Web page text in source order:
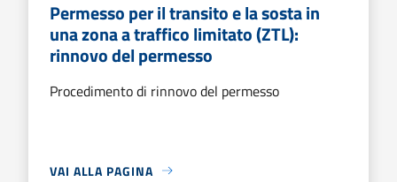
Permesso per il transito e la sosta in
una zona a traffico limitato (ZTL):
rinnovo del permesso
Procedimento di rinnovo del permesso
VAI ALLA PAGINA